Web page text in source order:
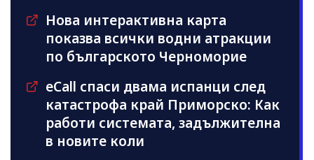
Нова интерактивна карта
показва всички водни атракции
по българското Черноморие
eCall спаси двама испанци след
катастрофа край Приморско: Как
работи системата, задължителна
в новите коли